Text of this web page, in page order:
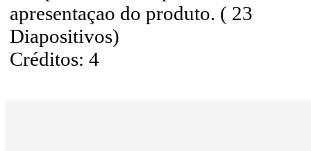
apresentaçao do produto. ( 23
Diapositivos)
Créditos: 4